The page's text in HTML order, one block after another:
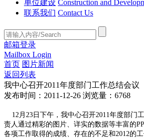
单位建设 Construction and
联系我们 Contact Us
邮箱登录
Mailbox Login
首页 图片新闻
返回列表
我中心召开2011年度部门工作总结会议
发布时间：2011-12-26 浏览量：6768
12月23日下午，我中心召开2011年度部门
责人通过精彩的图片、详实的数据等丰富的
各项工作取得的成绩、存在的不足和2012的